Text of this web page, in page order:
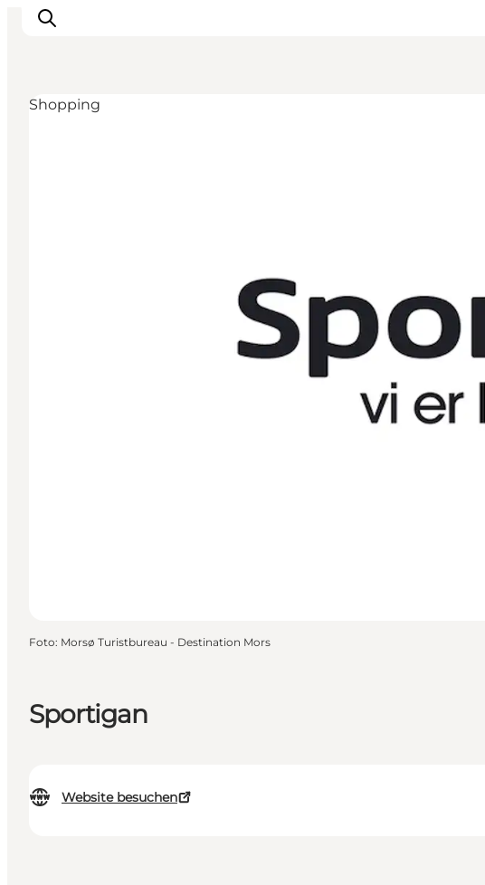
Sportigan
Website besuchen
Shopping
Foto: Morsø Turistbureau - Destination Mors